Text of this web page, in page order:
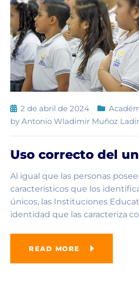
2 de abril de 2024
by Antonio Wladimir Muñoz
Uso correcto del
Al igual que las personas
característicos que los
únicos, las Instituciones
identidad que las caracteriza
READ MORE